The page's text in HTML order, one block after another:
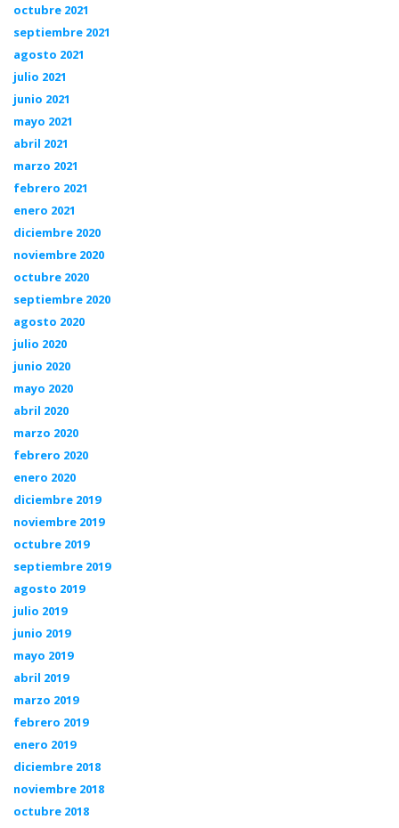
octubre 2021
septiembre 2021
agosto 2021
julio 2021
junio 2021
mayo 2021
abril 2021
marzo 2021
febrero 2021
enero 2021
diciembre 2020
noviembre 2020
octubre 2020
septiembre 2020
agosto 2020
julio 2020
junio 2020
mayo 2020
abril 2020
marzo 2020
febrero 2020
enero 2020
diciembre 2019
noviembre 2019
octubre 2019
septiembre 2019
agosto 2019
julio 2019
junio 2019
mayo 2019
abril 2019
marzo 2019
febrero 2019
enero 2019
diciembre 2018
noviembre 2018
octubre 2018